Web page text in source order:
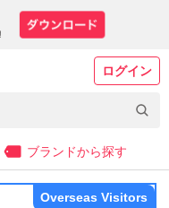
ログイン
ブランドから探す
Overseas Visitors